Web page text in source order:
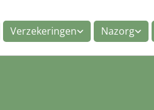
Verzekeringen Nazorg